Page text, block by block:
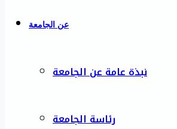
عن الجامعة
نبذة عامة عن الجامعة
رئاسة الجامعة